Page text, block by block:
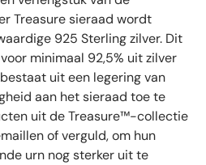
Treasure sieraad wordt
925 Sterling zilver. Dit
minimaal 92,5% uit zilver
uit een legering van
aan het sieraad toe te
uit de Treasure™-collectie
of verguld, om hun
urn nog sterker uit te